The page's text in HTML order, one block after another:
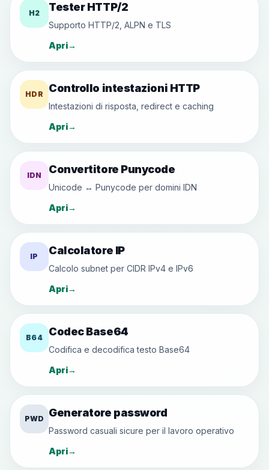
H2 Tester HTTP/2
Supporto HTTP/2, ALPN e TLS
Apri→
HDR Controllo intestazioni HTTP
Intestazioni di risposta, redirect e caching
Apri→
IDN Convertitore Punycode
Unicode ↔ Punycode per domini IDN
Apri→
IP Calcolatore IP
Calcolo subnet per CIDR IPv4 e IPv6
Apri→
B64 Codec Base64
Codifica e decodifica testo Base64
Apri→
PWD Generatore password
Password casuali sicure per il lavoro operativo
Apri→